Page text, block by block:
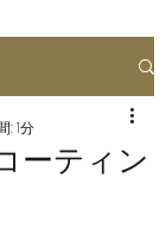
ーティン
: 1分